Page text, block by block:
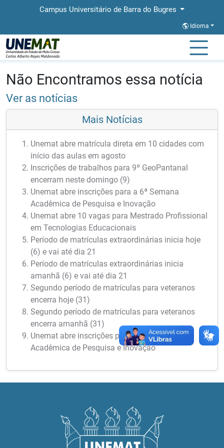
Campus Universitário de Barra do Bugres
Idioma
Página Inicial
Não Encontramos essa notícia
Ver as notícias
Mais Notícias
Unemat abre matrícula direta em 10 cidades com
início das aulas em agosto
Inscrições de trabalhos para 9º GeoPantanal
encerram neste domingo (9)
Unemat abre inscrições para a 6ª Semana
Acadêmica de Pesquisa e Inovação
Unemat abre 10 vagas para Mestrado Profissional
em Tecnologias Educacionais
Período de matrículas extraordinárias inicia hoje
(6) e vai até dia 21
Período de matrículas extraordinárias inicia
amanhã (6) e vai até dia 21
Segundo período de matrículas para veteranos
encerra hoje (31)
Segundo período de matrículas para veteranos
encerra amanhã (31)
Unemat abre inscrições para a 6ª Semana
Acadêmica de Pesquisa e Inovação